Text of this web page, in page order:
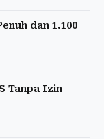
dan 1.100
Tanpa Izin